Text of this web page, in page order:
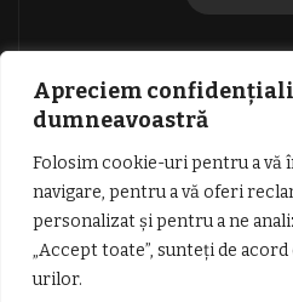
Apreciem
dumneavoastră
Folosim cookie-uri pentru a vă
navigare, pentru a vă oferi
personalizat și pentru a ne
„Accept toate”, sunteți de
urilor.
TERMENI SI
INFORMATII DESPRE